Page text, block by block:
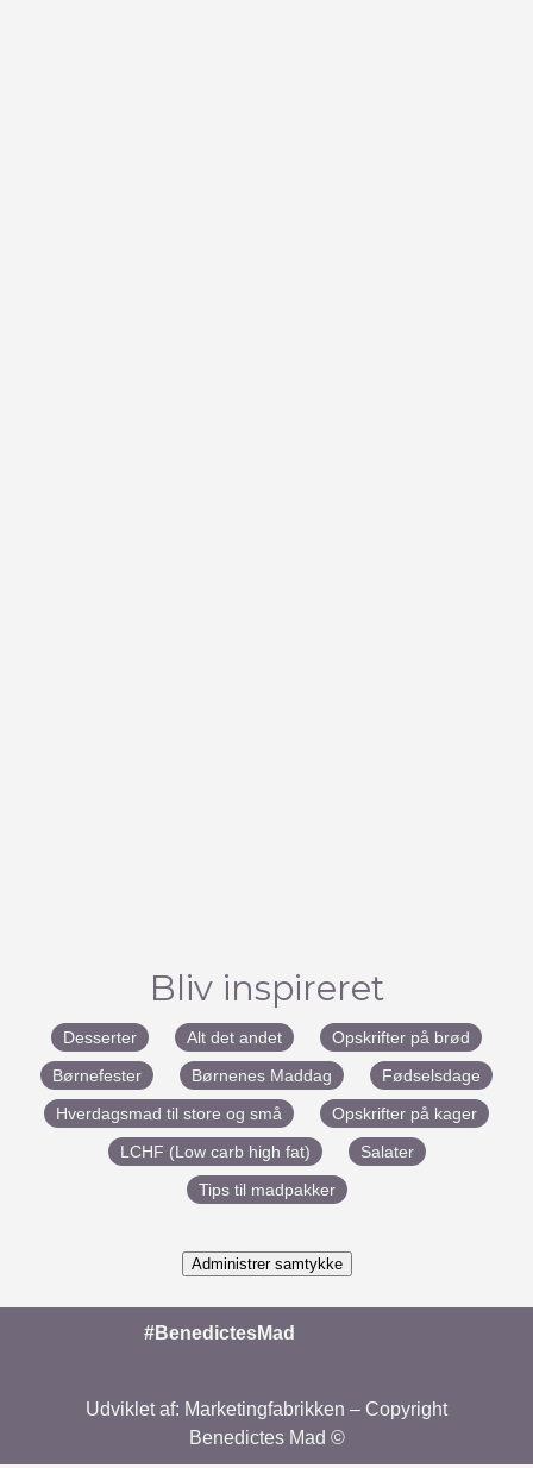
Bliv inspireret
Desserter Alt det andet
Opskrifter på brød
Børnefester
Børnenes Maddag
Fødselsdage
Hverdagsmad til store og små
Opskrifter på kager
LCHF (Low carb high fat)
Salater
Tips til madpakker
Administrer samtykke
#BenedictesMad
Udviklet af: Marketingfabrikken – Copyright
Benedictes Mad ©